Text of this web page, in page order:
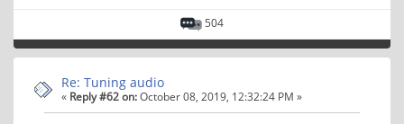
504
Re: Tuning audio
« Reply #62 on:October 08, 2019, 12:32:24 PM »